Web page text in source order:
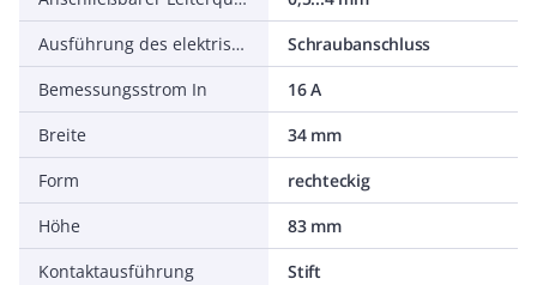
Ausführung des elektrischen Anschlusses
Schraubanschluss
Bemessungsstrom In
16 A
Breite
34 mm
Form
rechteckig
Höhe
83 mm
Kontaktausführung
Stift